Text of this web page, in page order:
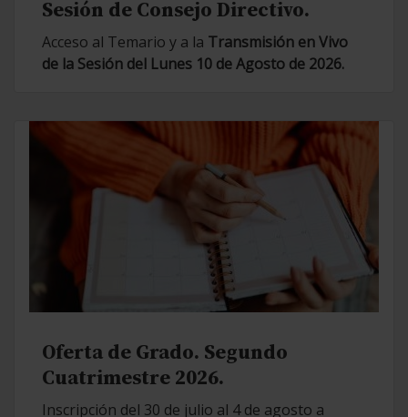
Sesión de Consejo Directivo.
Acceso al Temario y a la Transmisión en Vivo
de la Sesión del Lunes 10 de Agosto de 2026.
Oferta de Grado. Segundo
Cuatrimestre 2026.
Inscripción del 30 de julio al 4 de agosto a